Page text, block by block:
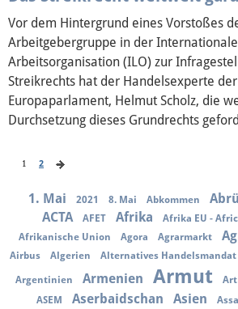
Vor dem Hintergrund eines Vorstoßes
Arbeitgebergruppe in der
Arbeitsorganisation (ILO) zur
Streikrechts hat der Handelsexperte
Europaparlament, Helmut Scholz, die
Durchsetzung dieses Grundrechts
1 2
1. Mai 2021 8. Mai Abkommen
ACTA AFET Afrika
Afrika EU -
Afrikanische Union
Agora Agrarmarkt
Airbus
Algerien Alternatives Handelsmandat
Argentinien Armenien Armut Art
ASEM
Aserbaidschan Asien